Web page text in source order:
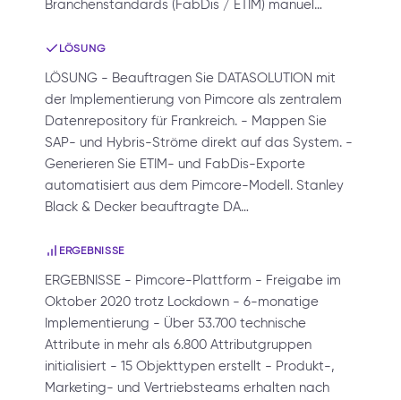
Branchenstandards (FabDis / ETIM) manuel…
LÖSUNG
LÖSUNG - Beauftragen Sie DATASOLUTION mit
der Implementierung von Pimcore als zentralem
Datenrepository für Frankreich. - Mappen Sie
SAP- und Hybris-Ströme direkt auf das System. -
Generieren Sie ETIM- und FabDis-Exporte
automatisiert aus dem Pimcore-Modell. Stanley
Black & Decker beauftragte DA…
ERGEBNISSE
ERGEBNISSE - Pimcore-Plattform - Freigabe im
Oktober 2020 trotz Lockdown - 6-monatige
Implementierung - Über 53.700 technische
Attribute in mehr als 6.800 Attributgruppen
initialisiert - 15 Objekttypen erstellt - Produkt-,
Marketing- und Vertriebsteams erhalten nach